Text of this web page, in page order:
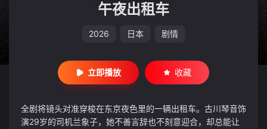
午夜出租车
2026 日本 剧情
立即播放 收藏
全剧将镜头对准穿梭在东京夜色里的一辆出租车。古川琴音饰
演29岁的司机兰象子，她不善言辞也不刻意迎合，却总能让